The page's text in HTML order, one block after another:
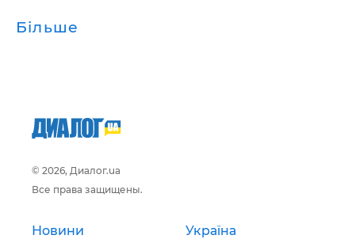
Більше
© 2026, Диалог.ua
Все права защищены.
Новини Україна